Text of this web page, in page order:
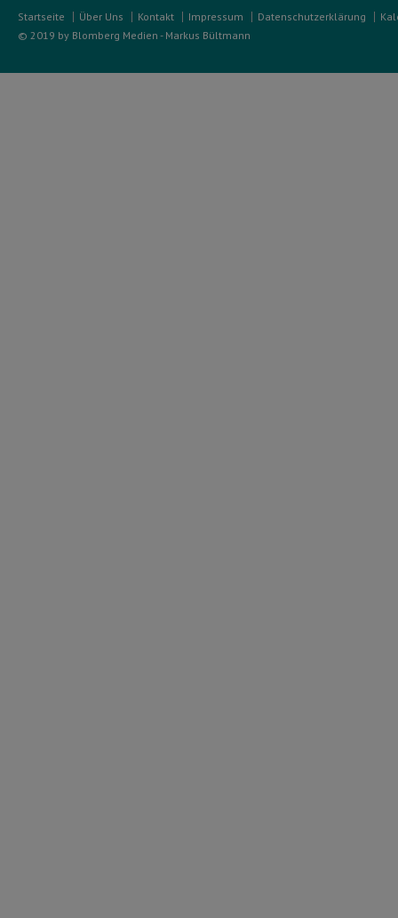
Startseite Über Uns Kontakt Impressum Datenschutzerklärung
© 2019 by Blomberg Medien - Markus Bültmann